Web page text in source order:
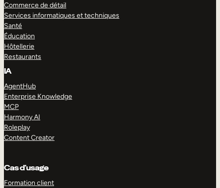
Commerce de détail
Services informatiques et techniques
Santé
Éducation
Hôtellerie
Restaurants
IA
AgentHub
Enterprise Knowledge
MCP
Harmony AI
Roleplay
Content Creator
Cas d’usage
Formation client